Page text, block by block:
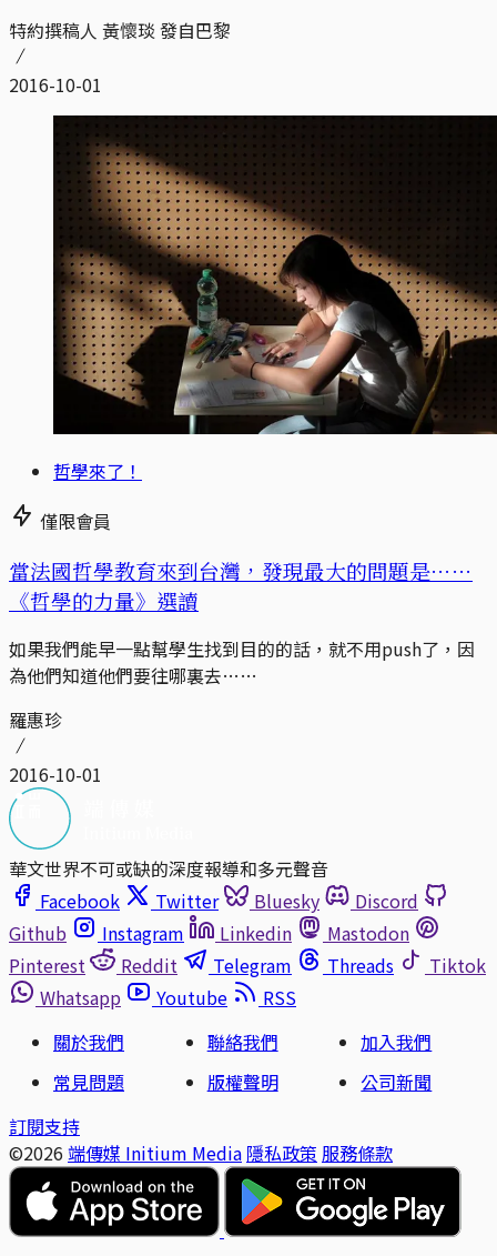
特約撰稿人 黃懷琰 發自巴黎
2016-10-01
哲學來了！
僅限會員
當法國哲學教育來到台灣，發現最大的問題是⋯⋯
《哲學的力量》選讀
如果我們能早一點幫學生找到目的的話，就不用push了，因
為他們知道他們要往哪裏去……
羅惠珍
2016-10-01
華文世界不可或缺的深度報導和多元聲音
Facebook
Twitter Bluesky
Discord
Github
Instagram Linkedin
Mastodon
Pinterest
Reddit Telegram Threads
Tiktok
Whatsapp
Youtube
RSS
關於我們
聯絡我們
加入我們
常見問題
版權聲明
公司新聞
訂閱支持
©2026 端傳媒 Initium Media 隱私政策 服務條款